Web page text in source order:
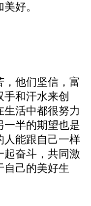
好。
，他们坚信，富
和汗水来创
活中都很努力
一半的期望也是
人能跟自己一样
起奋斗，共同激
自己的美好生